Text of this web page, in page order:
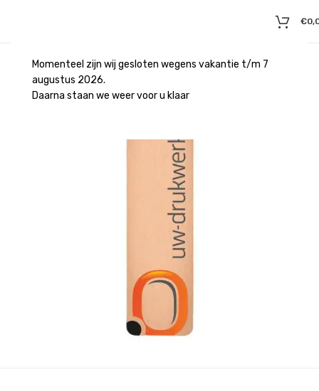
Momenteel zijn wij gesloten wegens vakantie t/m 7
augustus 2026.
Daarna staan we weer voor u klaar
€